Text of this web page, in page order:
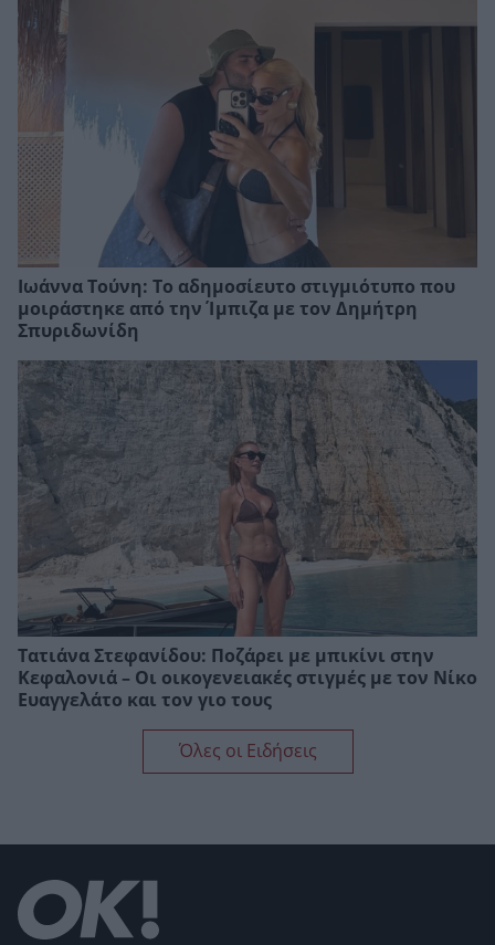
Ιωάννα Τούνη: Το αδημοσίευτο στιγμιότυπο που
μοιράστηκε από την Ίμπιζα με τον Δημήτρη
Σπυριδωνίδη
Τατιάνα Στεφανίδου: Ποζάρει με μπικίνι στην
Κεφαλονιά – Οι οικογενειακές στιγμές με τον Νίκο
Ευαγγελάτο και τον γιο τους
Όλες οι Ειδήσεις